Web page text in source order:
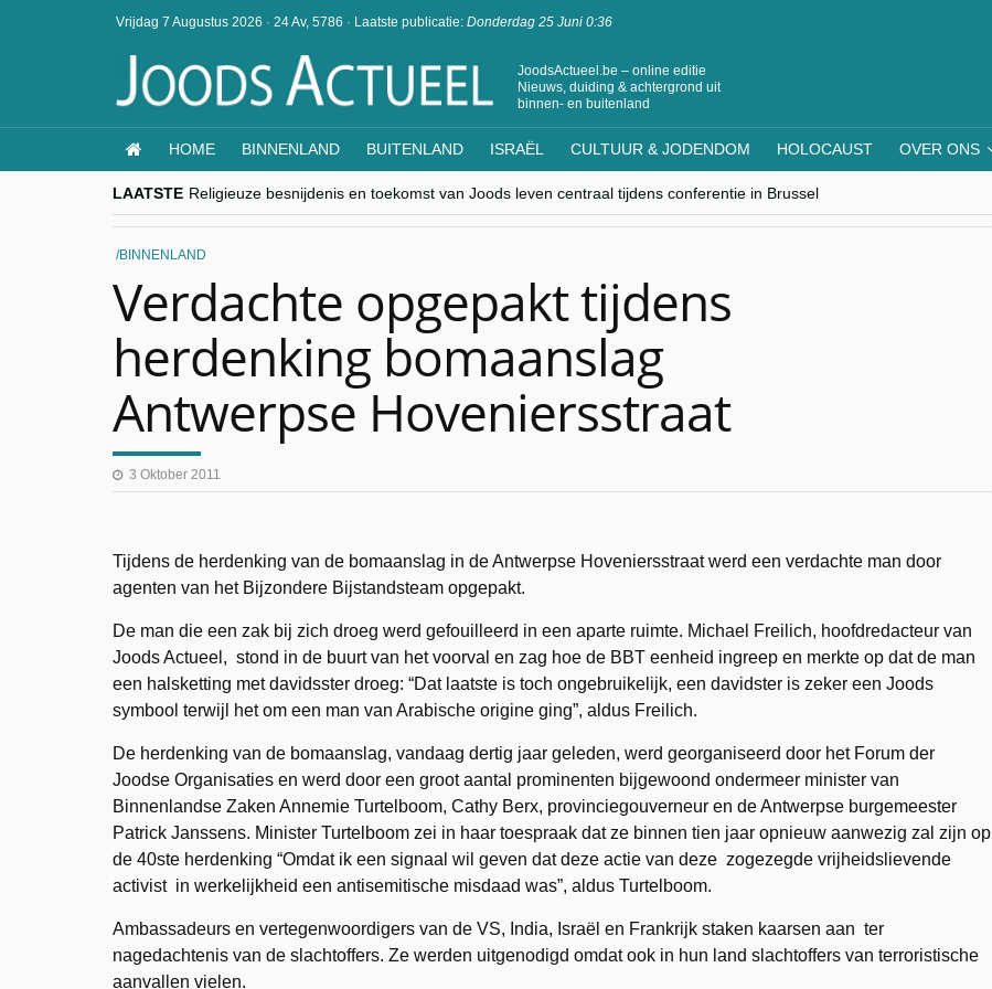
Vrijdag 7 Augustus 2026 · 24 Av, 5786 · Laatste publicatie: Donderdag 25 Juni 0:36
JoodsActueel.be – online editie
Nieuws, duiding & achtergrond uit
binnen- en buitenland
HOME BINNENLAND BUITENLAND ISRAËL CULTUUR & JODENDOM HOLOCAUST OVER ONS
LAATSTE Religieuze besnijdenis en toekomst van Joods leven centraal tijdens conferentie in Brussel
“Besnijdenisdebat toont hoe moeilijk seculiere Westen minderheden begrijpt”, Jinnih Beels (Vooruit)
CITYTRIP | ROEMENIË – Boekarest: de verrassing van Oost-Europa
“Vandaag zit elke Jood in België op de beklaagdenbank”
BINNENLAND
Verdachte opgepakt tijdens
herdenking bomaanslag
Antwerpse Hoveniersstraat
3 Oktober 2011
Tijdens de herdenking van de bomaanslag in de Antwerpse Hoveniersstraat werd een verdachte man door
agenten van het Bijzondere Bijstandsteam opgepakt.
De man die een zak bij zich droeg werd gefouilleerd in een aparte ruimte. Michael Freilich, hoofdredacteur van
Joods Actueel, stond in de buurt van het voorval en zag hoe de BBT eenheid ingreep en merkte op dat de man
een halsketting met davidsster droeg: “Dat laatste is toch ongebruikelijk, een davidster is zeker een Joods
symbool terwijl het om een man van Arabische origine ging”, aldus Freilich.
De herdenking van de bomaanslag, vandaag dertig jaar geleden, werd georganiseerd door het Forum der
Joodse Organisaties en werd door een groot aantal prominenten bijgewoond ondermeer minister van
Binnenlandse Zaken Annemie Turtelboom, Cathy Berx, provinciegouverneur en de Antwerpse burgemeester
Patrick Janssens. Minister Turtelboom zei in haar toespraak dat ze binnen tien jaar opnieuw aanwezig zal zijn op
de 40ste herdenking “Omdat ik een signaal wil geven dat deze actie van deze zogezegde vrijheidslievende
activist in werkelijkheid een antisemitische misdaad was”, aldus Turtelboom.
Ambassadeurs en vertegenwoordigers van de VS, India, Israël en Frankrijk staken kaarsen aan ter
nagedachtenis van de slachtoffers. Ze werden uitgenodigd omdat ook in hun land slachtoffers van terroristische
aanvallen vielen.